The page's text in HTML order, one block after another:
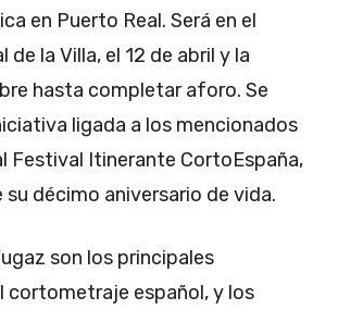
en Puerto Real. Será en el
de la Villa, el 12 de abril y la
hasta completar aforo. Se
ligada a los mencionados
Festival Itinerante CortoEspaña,
décimo aniversario de vida.
son los principales
cortometraje español, y los